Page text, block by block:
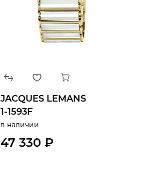
JACQUES LEMANS
1-1593F
в наличии
47 330 ₽